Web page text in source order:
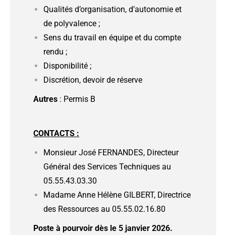
Qualités d’organisation, d’autonomie et
de polyvalence ;
Sens du travail en équipe et du compte
rendu ;
Disponibilité ;
Discrétion, devoir de réserve
Autres : Permis B
CONTACTS :
Monsieur José FERNANDES, Directeur
Général des Services Techniques au
05.55.43.03.30
Madame Anne Hélène GILBERT, Directrice
des Ressources au 05.55.02.16.80
Poste à pourvoir dès le 5 janvier 2026.